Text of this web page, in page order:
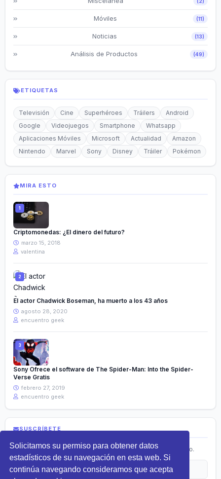
Solicitamos su permiso para obtener datos
estadísticos de su navegación en esta web. Si
continúa navegando consideramos que acepta
Móviles (11)
Noticias (13)
Análisis de Productos (49)
ETIQUETAS
Televisión Cine Superhéroes Tráilers
Android
Google
Videojuegos Smartphone
Whatsapp
Aplicaciones Móviles
Microsoft Actualidad
Amazon
Nintendo
Marvel Sony Disney Tráiler Pokémon
MIRA ESTO
Criptomonedas: ¿El dinero del futuro?
marzo 15, 2018
valentina
El actor Chadwick Boseman, ha muerto a los 43 años
agosto 28, 2020
encuentro geek
Sony Ofrece el software de The Spider-Man: Into the Spider-
Verse Gratis
febrero 27, 2019
encuentro geek
SUSCRÍBETE
Recibe lo más nuevo en tecnología directamente en tu correo.